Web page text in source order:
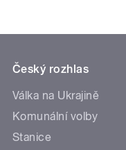
Český rozhlas
Válka na Ukrajině
Komunální volby
Stanice